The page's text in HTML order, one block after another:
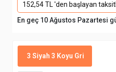
152,54 TL 'den başlayan
En geç 10 Ağustos Pazartesi
3 Siyah 3 Koyu Gri